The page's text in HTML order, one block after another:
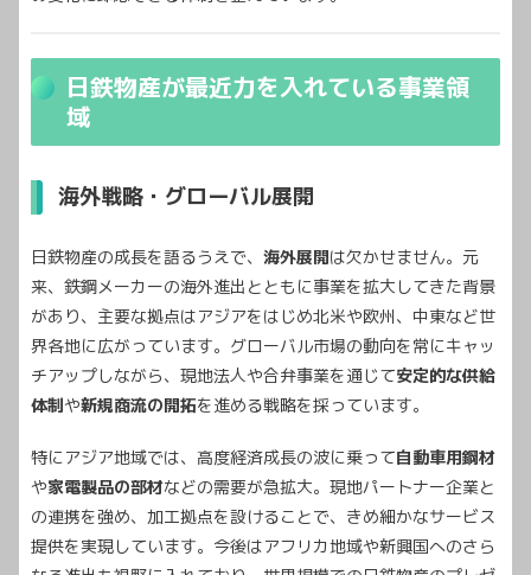
日鉄物産が最近力を入れている事業領
域
海外戦略・グローバル展開
日鉄物産の成長を語るうえで、 海外展開は欠かせません。元
来、鉄鋼メーカーの海外進出とともに事業を拡大してきた背景
があり、主要な拠点はアジアをはじめ北米や欧州、中東など世
界各地に広がっています。グローバル市場の動向を常にキャッ
チアップしながら、現地法人や合弁事業を通じて安定的な供給
体制や新規商流の開拓を進める戦略を採っています。
特にアジア地域では、高度経済成長の波に乗って自動車用鋼材
や家電製品の部材などの需要が急拡大。現地パートナー企業と
の連携を強め、加工拠点を設けることで、きめ細かなサービス
提供を実現しています。今後はアフリカ地域や新興国へのさら